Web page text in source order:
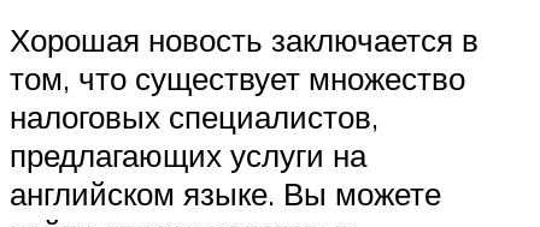
Хорошая новость заключается в
том, что существует множество
налоговых специалистов,
предлагающих услуги на
английском языке. Вы можете